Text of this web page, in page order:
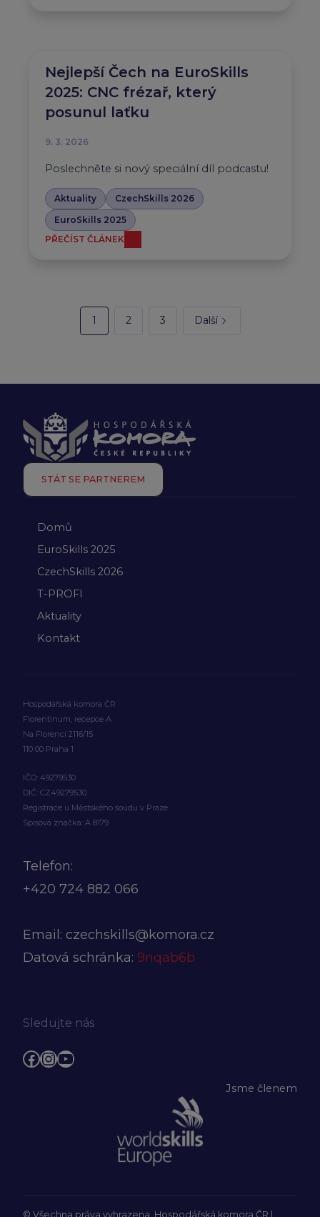
Nejlepší Čech na EuroSkills
2025: CNC frézař, který
posunul laťku
9. 3. 2026
Poslechněte si nový speciální díl podcastu!
Aktuality
CzechSkills 2026
EuroSkills 2025
PŘEČÍST ČLÁNEK
1 2 3 Další
STÁT SE PARTNEREM
Domů
EuroSkills 2025
CzechSkills 2026
T-PROFI
Aktuality
Kontakt
Hospodářská komora ČR
Florentinum, recepce A
Na Florenci 2116/15
110 00 Praha 1
IČO: 49279530
DIČ: CZ49279530
Registrace u Městského soudu v Praze
Spisová značka: A 8179
Telefon:
+420 724 882 066
Email: czechskills@komora.cz
Datová schránka: 9nqab6b
Sledujte nás
Facebook
Instagram
YouTube
Jsme členem
© Všechna práva vyhrazena, Hospodářská komora ČR |